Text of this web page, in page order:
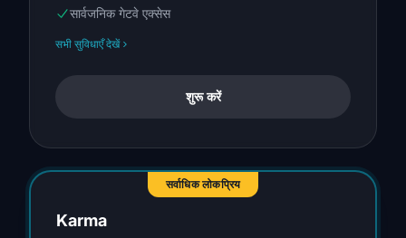
सार्वजनिक गेटवे एक्सेस
सभी सुविधाएँ देखें
शुरू करें
सर्वाधिक लोकप्रिय
Karma